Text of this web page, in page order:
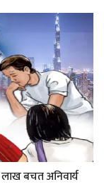
बचत अनिवार्य